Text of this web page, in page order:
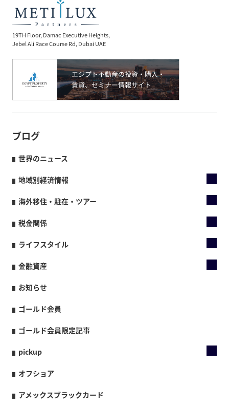
19TH Floor, Damac Executive Heights,
Jebel Ali Race Course Rd, Dubai UAE
ブログ
世界のニュース
地域別経済情報
海外移住・駐在・ツアー
税金関係
ライフスタイル
金融資産
お知らせ
ゴールド会員
ゴールド会員限定記事
pickup
オフショア
アメックスブラックカード